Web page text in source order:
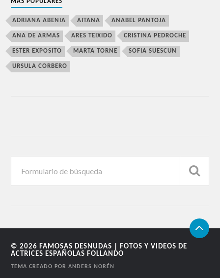
MÁS POPULARES
ADRIANA ABENIA AITANA ANABEL PANTOJA
ANA DE ARMAS ARES TEIXIDO CRISTINA PEDROCHE
ESTER EXPOSITO MARTA TORNE SOFIA SUESCUN
URSULA CORBERO
© 2026FAMOSAS DESNUDAS | FOTOS Y VIDEOS DE
ACTRICES ESPAÑOLAS FOLLANDO
TEMA CREADO PORANDERS NORÉN